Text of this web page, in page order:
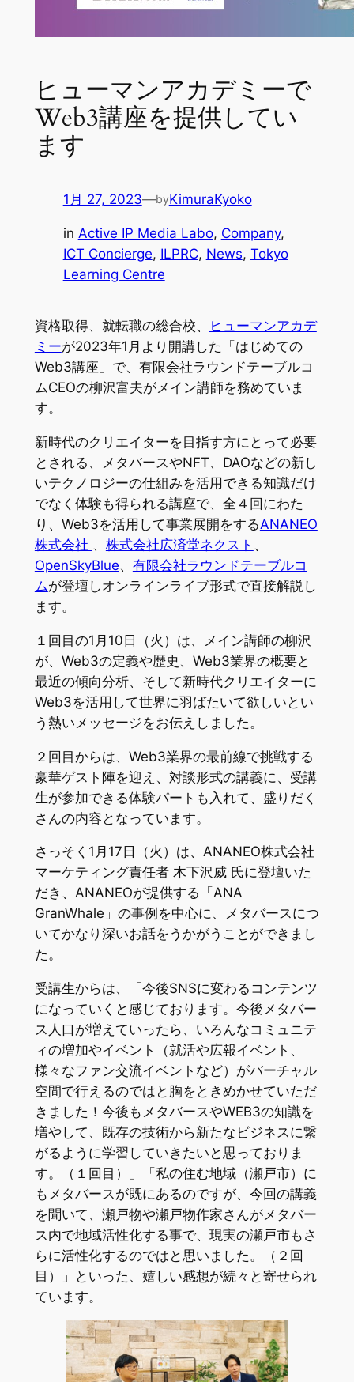
ヒューマンアカデミーで
Web3講座を提供してい
ます
1月 27, 2023—byKimuraKyoko
in Active IP Media Labo, Company
ICT Concierge, ILPRC, News, Tokyo
Learning Centre
資格取得、就転職の総合校、
ヒューマンアカデ
ミーが2023年1月より開講した「はじめての
Web3講座」で、有限会社ラウンドテーブルコ
ムCEOの柳沢富夫がメイン講師を務めていま
す。
新時代のクリエイターを目指す方にとって必要
とされる、メタバースやNFT、DAOなどの新し
いテクノロジーの仕組みを活用できる知識だけ
でなく体験も得られる講座で、全４回にわた
り、Web3を活用して事業展開をするANANEO
株式会社 、 株式会社広済堂ネクスト 、
OpenSkyBlue、 有限会社ラウンドテーブルコ
ムが登壇しオンラインライブ形式で直接解説し
ます。
１回目の1月10日（火）は、メイン講師の柳沢
が、Web3の定義や歴史、Web3業界の概要と
最近の傾向分析、そして新時代クリエイターに
Web3を活用して世界に羽ばたいて欲しいとい
う熱いメッセージをお伝えしました。
２回目からは、Web3業界の最前線で挑戦する
豪華ゲスト陣を迎え、対談形式の講義に、受講
生が参加できる体験パートも入れて、盛りだく
さんの内容となっています。
さっそく1月17日（火）は、ANANEO株式会社
マーケティング責任者 木下沢威 氏に登壇いた
だき、ANANEOが提供する「ANA
GranWhale」の事例を中心に、メタバースにつ
いてかなり深いお話をうかがうことができまし
た。
受講生からは、「今後SNSに変わるコンテンツ
になっていくと感じております。今後メタバー
ス人口が増えていったら、いろんなコミュニテ
ィの増加やイベント（就活や広報イベント、
様々なファン交流イベントなど）がバーチャル
空間で行えるのではと胸をときめかせていただ
きました！今後もメタバースやWEB3の知識を
増やして、既存の技術から新たなビジネスに繋
がるように学習していきたいと思っておりま
す。（１回目）」「私の住む地域（瀬戸市）に
もメタバースが既にあるのですが、今回の講義
を聞いて、瀬戸物や瀬戸物作家さんがメタバー
ス内で地域活性化する事で、現実の瀬戸市もさ
らに活性化するのではと思いました。（２回
目）」といった、嬉しい感想が続々と寄せられ
ています。